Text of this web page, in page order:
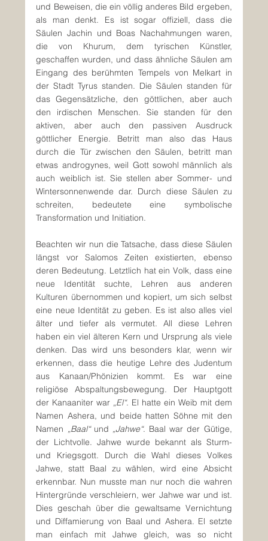
und Beweisen, die ein völlig anderes Bild ergeben,
als man denkt. Es ist sogar offiziell, dass die
Säulen Jachin und Boas Nachahmungen waren,
die von Khurum, dem tyrischen Künstler,
geschaffen wurden, und dass ähnliche Säulen am
Eingang des berühmten Tempels von Melkart in
der Stadt Tyrus standen. Die Säulen standen für
das Gegensätzliche, den göttlichen, aber auch
den irdischen Menschen. Sie standen für den
aktiven, aber auch den passiven Ausdruck
göttlicher Energie. Betritt man also das Haus
durch die Tür zwischen den Säulen, betritt man
etwas androgynes, weil Gott sowohl männlich als
auch weiblich ist. Sie stellen aber Sommer- und
Wintersonnenwende dar. Durch diese Säulen zu
schreiten, bedeutete eine symbolische
Transformation und Initiation.
Beachten wir nun die Tatsache, dass diese Säulen
längst vor Salomos Zeiten existierten, ebenso
deren Bedeutung. Letztlich hat ein Volk, dass eine
neue Identität suchte, Lehren aus anderen
Kulturen übernommen und kopiert, um sich selbst
eine neue Identität zu geben. Es ist also alles viel
älter und tiefer als vermutet. All diese Lehren
haben ein viel älteren Kern und Ursprung als viele
denken. Das wird uns besonders klar, wenn wir
erkennen, dass die heutige Lehre des Judentum
aus Kanaan/Phönizien kommt. Es war eine
religiöse Abspaltungsbewegung. Der Hauptgott
der Kanaaniter war „El“. El hatte ein Weib mit dem
Namen Ashera, und beide hatten Söhne mit den
Namen „Baal“ und „Jahwe“. Baal war der Gütige,
der Lichtvolle. Jahwe wurde bekannt als Sturm-
und Kriegsgott. Durch die Wahl dieses Volkes
Jahwe, statt Baal zu wählen, wird eine Absicht
erkennbar. Nun musste man nur noch die wahren
Hintergründe verschleiern, wer Jahwe war und ist.
Dies geschah über die gewaltsame Vernichtung
und Diffamierung von Baal und Ashera. El setzte
man einfach mit Jahwe gleich, was so nicht